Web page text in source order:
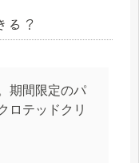
る？
期間限定のパ
ロテッドクリ